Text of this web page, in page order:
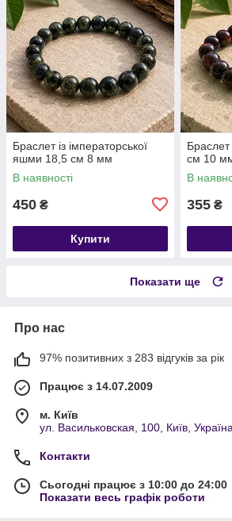
Браслет із імператорської
яшми 18,5 см 8 мм
В наявності
450 ₴
Купити
Браслет
см 10
В
355 ₴
Показати ще
Про нас
97% позитивних з 283 відгуків за рік
Працює з 14.07.2009
м. Київ
ул. Васильковская, 100, Київ, Україна
Контакти
Сьогодні працює з 10:00 до 24:00
Показати весь графік роботи